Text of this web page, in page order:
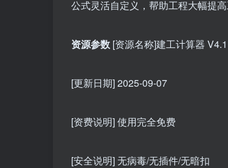
公式灵活自定义，帮助工程大幅提
资源参数 [资源名称]建工计算器
[更新日期] 2025-09-07
[资费说明] 使用完全免费
[安全说明] 无病毒/无插件/无暗扣